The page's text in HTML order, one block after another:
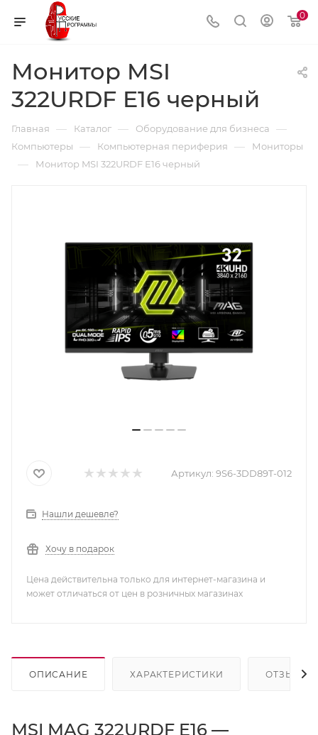
0
Монитор MSI
322URDF E16 черный
Главная — Каталог — Оборудование для бизнеса —
Компьютеры — Компьютерная периферия — Мониторы
— Монитор MSI 322URDF E16 черный
Артикул: 9S6-3DD89T-012
Нашли дешевле?
Хочу в подарок
Цена действительна только для интернет-магазина и
может отличаться от цен в розничных магазинах
ОПИСАНИЕ ХАРАКТЕРИСТИКИ ОТЗЫВЫ
MSI MAG 322URDF E16 —